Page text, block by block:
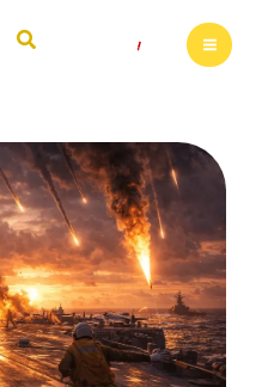
تخطي
إلى
البحث
يمكن
لإيران
إغراق
حاملة
الطائرات
الأمريكية
“أبراهام
لينكولن”